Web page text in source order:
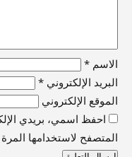
الاسم *
البريد الإلكتروني *
الموقع الإلكتروني
احفظ اسمي، بريدي
المتصفح لاستخدامها